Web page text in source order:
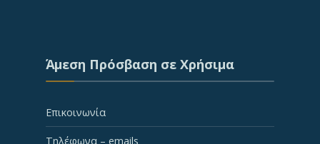
Άμεση Πρόσβαση σε Χρήσιμα
Επικοινωνία
Τηλέφωνα – emails